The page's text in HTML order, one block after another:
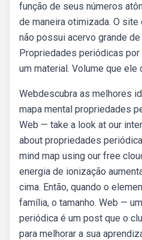
função de seus números
de maneira otimizada. O
não possui acervo grande
Propriedades periódicas
um material. Volume que ele
Webdescubra as melhores
mapa mental propriedades
Web — take a look at our
about propriedades
mind map using our free
energia de ionização
cima. Então, quando o
família, o tamanho. Web —
periódica é um post que o
para melhorar a sua